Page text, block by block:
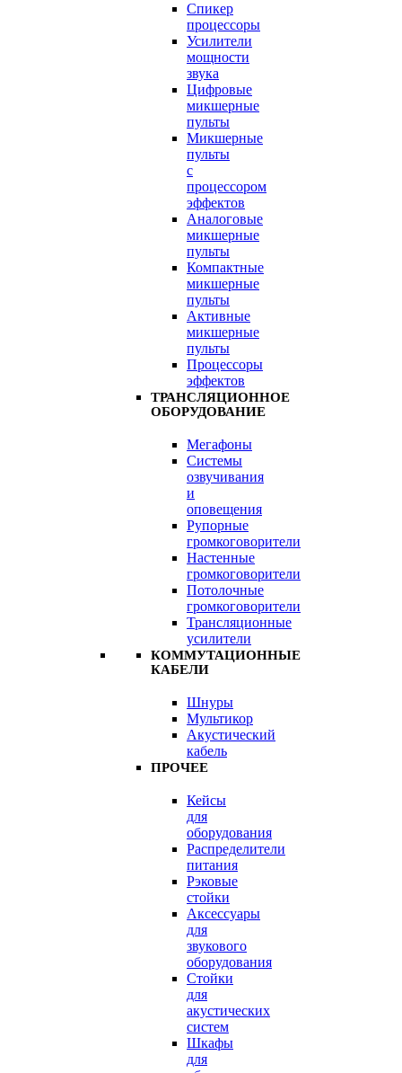
Спикер
процессоры
Усилители
мощности
звука
Цифровые
микшерные
пульты
Микшерные
пульты
с
процессором
эффектов
Аналоговые
микшерные
пульты
Компактные
микшерные
пульты
Активные
микшерные
пульты
Процессоры
эффектов
ТРАНСЛЯЦИОННОЕ
ОБОРУДОВАНИЕ
Мегафоны
Системы
озвучивания
и
оповещения
Рупорные
громкоговорители
Настенные
громкоговорители
Потолочные
громкоговорители
Трансляционные
усилители
КОММУТАЦИОННЫЕ
КАБЕЛИ
Шнуры
Мультикор
Акустический
кабель
ПРОЧЕЕ
Кейсы
для
оборудования
Распределители
питания
Рэковые
стойки
Аксессуары
для
звукового
оборудования
Стойки
для
акустических
систем
Шкафы
для